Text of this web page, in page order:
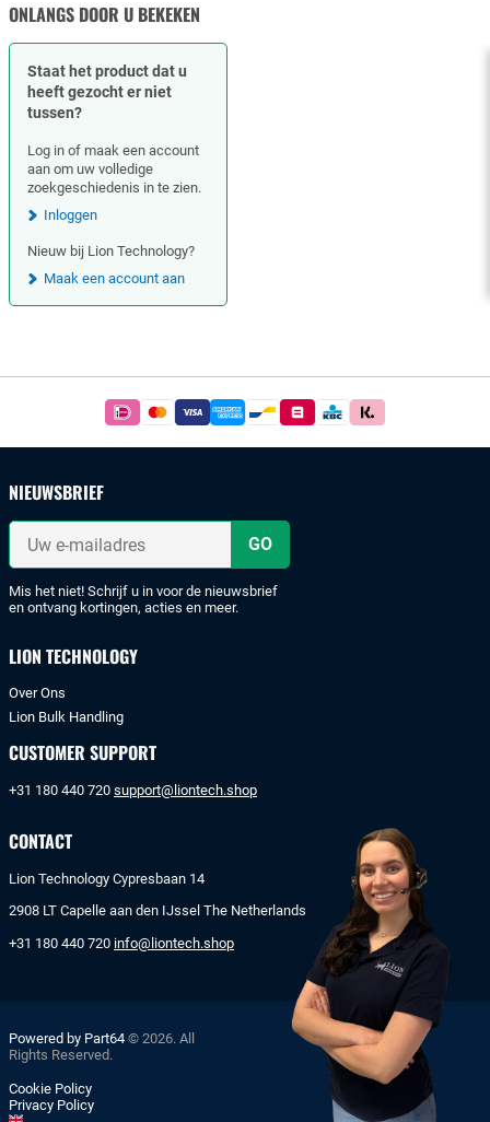
ONLANGS DOOR U BEKEKEN
Staat het product dat u
heeft gezocht er niet
tussen?
Log in of maak een account
aan om uw volledige
zoekgeschiedenis in te zien.
Inloggen
Nieuw bij Lion Technology?
Maak een account aan
Betaal
simpel
iDeal
of
bankoverschrijving.
NIEUWSBRIEF
Uw
mailadres
Mis het niet! Schrijf u in voor de nieuwsbrief
en ontvang kortingen, acties en meer.
LION TECHNOLOGY
Over Ons
Lion Bulk Handling
CUSTOMER SUPPORT
+31 180 440 720 support@liontech.shop
CONTACT
Lion Technology Cypresbaan 14
2908 LT Capelle aan den IJssel The Netherlands
+31 180 440 720 info@liontech.shop
Powered by Part64 © 2026. All
Rights Reserved.
Cookie Policy
Privacy Policy